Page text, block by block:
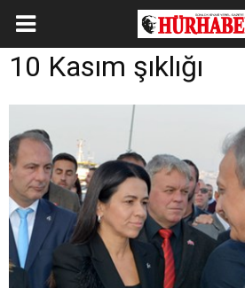
10 Kasım şıklığı